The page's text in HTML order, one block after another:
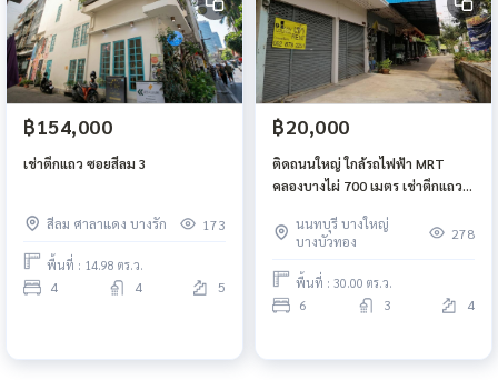
฿154,000
เช่าตึกแถว ซอยสีลม 3
สีลม ศาลาแดง บางรัก 173
พื้นที่ : 14.98 ตร.ว.
4 4 5
฿20,000
ติดถนนใหญ่ ใกล้รถไฟฟ้า MRT
คลองบางไผ่ 700 เมตร เช่าตึกแถว
ภิเษกนนทบุรี บางใหญ่
บางบัวทอง
278
พื้นที่ : 30.00 ตร.ว.
6 3 4